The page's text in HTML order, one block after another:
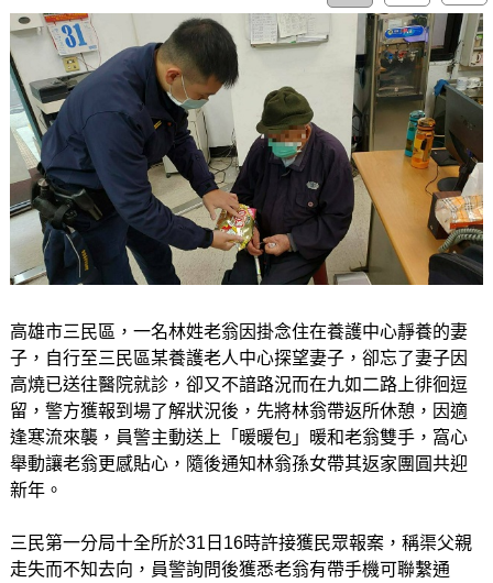
高雄市三民區，一名林姓老翁因掛念住在養護中心靜養的妻
子，自行至三民區某養護老人中心探望妻子，卻忘了妻子因
高燒已送往醫院就診，卻又不諳路況而在九如二路上徘徊逗
留，警方獲報到場了解狀況後，先將林翁帶返所休憩，因適
逢寒流來襲，員警主動送上「暖暖包」暖和老翁雙手，窩心
舉動讓老翁更感貼心，隨後通知林翁孫女帶其返家團圓共迎
新年。
三民第一分局十全所於31日16時許接獲民眾報案，稱渠父親
走失而不知去向，員警詢問後獲悉老翁有帶手機可聯繫通